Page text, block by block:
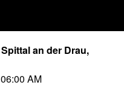
Spittal an der Drau,
06:00 AM